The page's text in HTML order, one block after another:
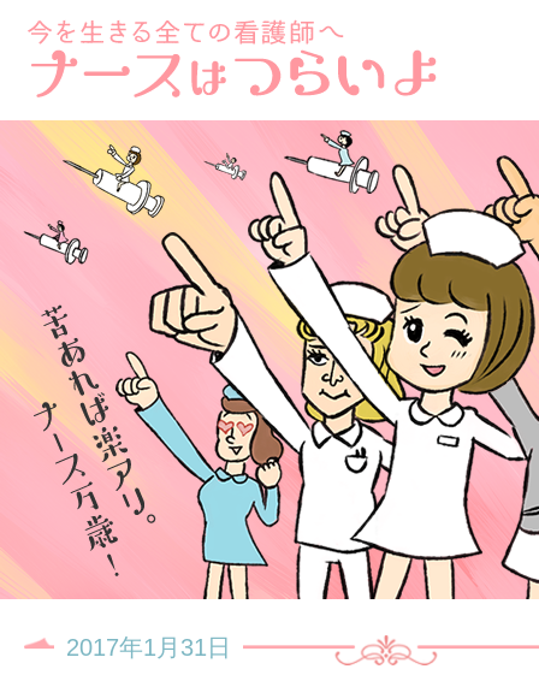
2017年1月31日